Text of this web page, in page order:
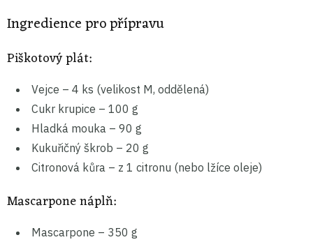
Ingredience pro přípravu
Piškotový plát:
Vejce – 4 ks (velikost M, oddělená)
Cukr krupice – 100 g
Hladká mouka – 90 g
Kukuřičný škrob – 20 g
Citronová kůra – z 1 citronu (nebo lžíce oleje)
Mascarpone náplň:
Mascarpone – 350 g